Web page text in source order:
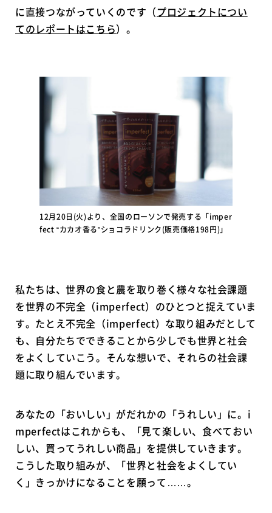
に直接つながっていくのです（プロジェクトについ
てのレポートはこちら）。
12月20日(火)より、全国のローソンで発売する「imper
fect “カカオ香る”ショコラドリンク(販売価格198円)」
私たちは、世界の食と農を取り巻く様々な社会課題
を世界の不完全（imperfect）のひとつと捉えていま
す。たとえ不完全（imperfect）な取り組みだとして
も、自分たちでできることから少しでも世界と社会
をよくしていこう。そんな想いで、それらの社会課
題に取り組んでいます。
あなたの「おいしい」がだれかの「うれしい」に。i
mperfectはこれからも、「見て楽しい、食べておい
しい、買ってうれしい商品」を提供していきます。
こうした取り組みが、「世界と社会をよくしてい
く」きっかけになることを願って……。